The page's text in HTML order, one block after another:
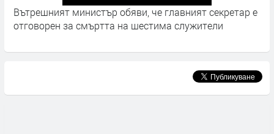
Вътрешният министър обяви, че главният секретар е
отговорен за смъртта на шестима служители